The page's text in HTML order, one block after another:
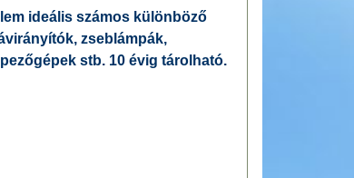
ideális számos különböző
zseblámpák,
stb. 10 évig tárolható.